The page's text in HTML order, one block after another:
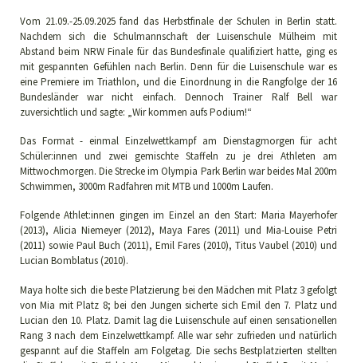
Vom 21.09.-25.09.2025 fand das Herbstfinale der Schulen in Berlin statt.
Nachdem sich die Schulmannschaft der Luisenschule Mülheim mit
Abstand beim NRW Finale für das Bundesfinale qualifiziert hatte, ging es
mit gespannten Gefühlen nach Berlin. Denn für die Luisenschule war es
eine Premiere im Triathlon, und die Einordnung in die Rangfolge der 16
Bundesländer war nicht einfach. Dennoch Trainer Ralf Bell war
zuversichtlich und sagte: „Wir kommen aufs Podium!“
Das Format - einmal Einzelwettkampf am Dienstagmorgen für acht
Schüler:innen und zwei gemischte Staffeln zu je drei Athleten am
Mittwochmorgen. Die Strecke im Olympia Park Berlin war beides Mal 200m
Schwimmen, 3000m Radfahren mit MTB und 1000m Laufen.
Folgende Athlet:innen gingen im Einzel an den Start: Maria Mayerhofer
(2013), Alicia Niemeyer (2012), Maya Fares (2011) und Mia-Louise Petri
(2011) sowie Paul Buch (2011), Emil Fares (2010), Titus Vaubel (2010) und
Lucian Bomblatus (2010).
Maya holte sich die beste Platzierung bei den Mädchen mit Platz 3 gefolgt
von Mia mit Platz 8; bei den Jungen sicherte sich Emil den 7. Platz und
Lucian den 10. Platz. Damit lag die Luisenschule auf einen sensationellen
Rang 3 nach dem Einzelwettkampf. Alle war sehr zufrieden und natürlich
gespannt auf die Staffeln am Folgetag. Die sechs Bestplatzierten stellten